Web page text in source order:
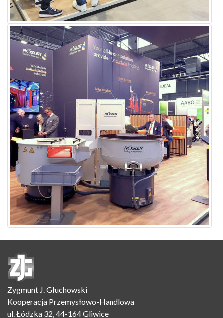
Zygmunt J. Głuchowski
Kooperacja Przemysłowo-Handlowa
ul. Łódzka 32, 44-164 Gliwice